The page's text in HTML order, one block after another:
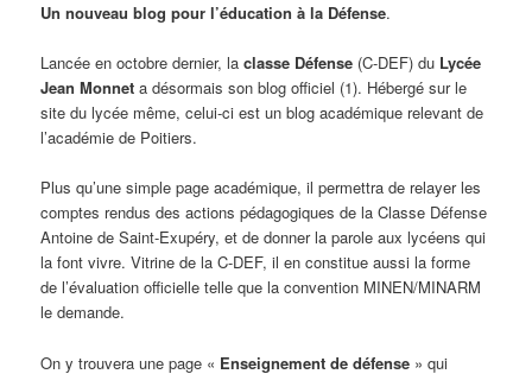
Un nouveau blog pour l’éducation à la Défense.
Lancée en octobre dernier, laclasse Défense (C-DEF) du Lycée
Jean Monnet a désormais son blog officiel (1). Hébergé sur le
site du lycée même, celui-ci est un blog académique relevant de
l’académie de Poitiers.
Plus qu’une simple page académique, il permettra de relayer les
comptes rendus des actions pédagogiques de la Classe Défense
Antoine de Saint-Exupéry, et de donner la parole aux lycéens qui
la font vivre. Vitrine de la C-DEF, il en constitue aussi la forme
de l’évaluation officielle telle que la convention MINEN/MINARM
le demande.
On y trouvera une page « Enseignement de défense » qui